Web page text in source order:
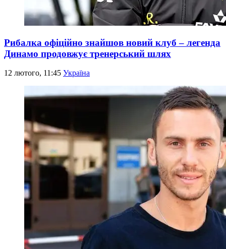
Рибалка офіційно знайшов новий клуб – легенда
Динамо продовжує тренерський шлях
12 лютого, 11:45 Україна